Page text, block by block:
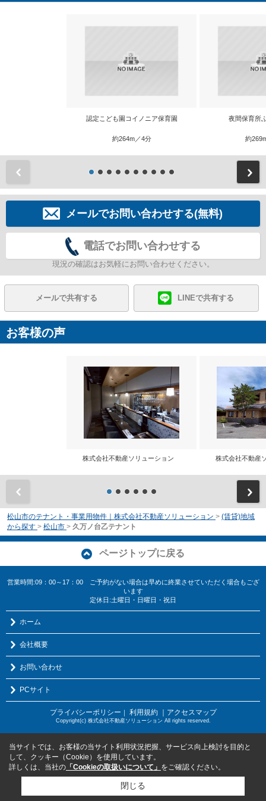
認定こども園コイノニア保育園
約264m／4分
夜間保育所
約
メールでお問い合わせする(無料)
電話でお問い合わせする
現況の確認はお気軽にお問い合わせください。
メールで共有する LINEで共有する
お客様の声
株式会社不動産ソリューション 株式会社不動
松山市のテナント・事業用物件｜株式会社不動産ソリューション > (賃貸)地域
から探す > 松山市 > 久万ノ台乙テナント
ページトップに戻る
営業時間:09：00～17：00 ご予約がない場合は早めに終業させていただく場合もござ
います
定休日:土曜日・日曜日・祝日
ホーム
会社概要
お問い合わせ
PCサイト
プライバシーポリシー 利用規約 ｜アクセスマップ
Copyright(c) 株式会社不動産ソリューション All rights reserved.
当サイトでは、お客様の当サイト利用状況把握、サービス向上検討を目的と
して、クッキー（Cookie）を使用しています。
詳しくは、当社の 「Cookieの取扱いについて」 をご確認ください。
閉じる